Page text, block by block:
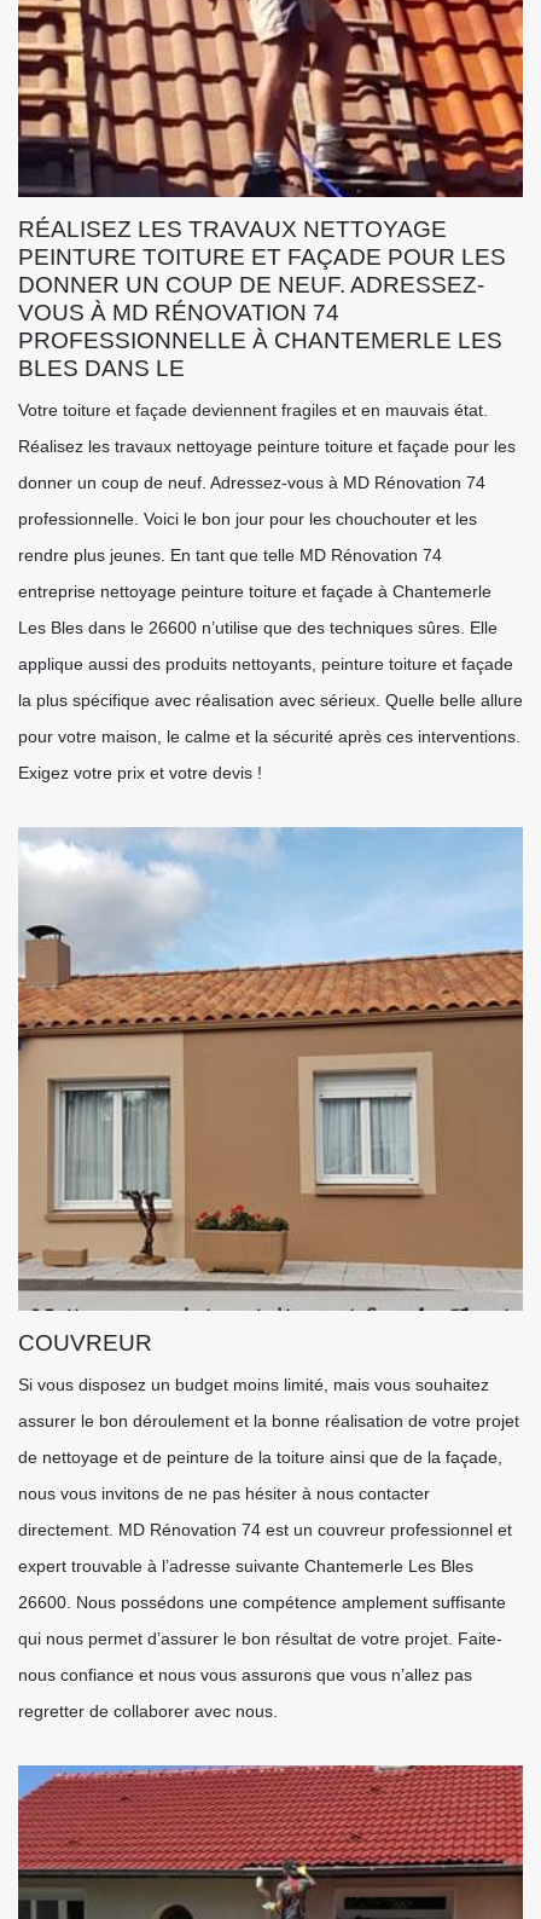
RÉALISEZ LES TRAVAUX NETTOYAGE
PEINTURE TOITURE ET FAÇADE POUR LES
DONNER UN COUP DE NEUF. ADRESSEZ-
VOUS À MD RÉNOVATION 74
PROFESSIONNELLE À CHANTEMERLE LES
BLES DANS LE
Votre toiture et façade deviennent fragiles et en mauvais état.
Réalisez les travaux nettoyage peinture toiture et façade pour les
donner un coup de neuf. Adressez-vous à MD Rénovation 74
professionnelle. Voici le bon jour pour les chouchouter et les
rendre plus jeunes. En tant que telle MD Rénovation 74
entreprise nettoyage peinture toiture et façade à Chantemerle
Les Bles dans le 26600 n’utilise que des techniques sûres. Elle
applique aussi des produits nettoyants, peinture toiture et façade
la plus spécifique avec réalisation avec sérieux. Quelle belle allure
pour votre maison, le calme et la sécurité après ces interventions.
Exigez votre prix et votre devis !
COUVREUR
Si vous disposez un budget moins limité, mais vous souhaitez
assurer le bon déroulement et la bonne réalisation de votre projet
de nettoyage et de peinture de la toiture ainsi que de la façade,
nous vous invitons de ne pas hésiter à nous contacter
directement. MD Rénovation 74 est un couvreur professionnel et
expert trouvable à l’adresse suivante Chantemerle Les Bles
26600. Nous possédons une compétence amplement suffisante
qui nous permet d’assurer le bon résultat de votre projet. Faite-
nous confiance et nous vous assurons que vous n’allez pas
regretter de collaborer avec nous.